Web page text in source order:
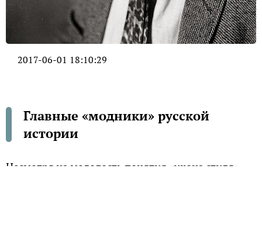
2017-06-01 18:10:29
Главные «модники» русской
истории
Несмотря на молодость понятия «икона стиля»,